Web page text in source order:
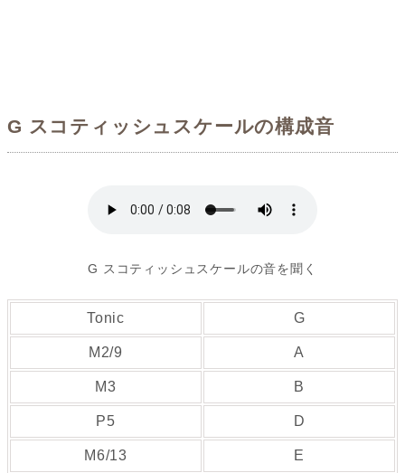
G スコティッシュスケールの構成音
G スコティッシュスケールの音を聞く
Tonic G
M2/9 A
M3 B
P5 D
M6/13 E